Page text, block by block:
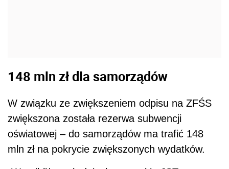
148 mln zł dla samorządów
W związku ze zwiększeniem odpisu na ZFŚS
zwiększona została rezerwa subwencji
oświatowej – do samorządów ma trafić 148
mln zł na pokrycie zwiększonych wydatków.